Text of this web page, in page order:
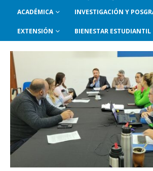
ACADÉMICA INVESTIGACIÓN Y
EXTENSIÓN BIENESTAR ESTUDIANTIL